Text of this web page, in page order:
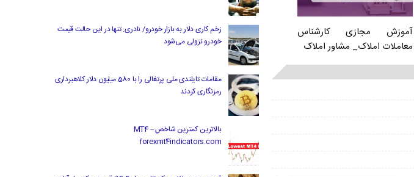
آموزش مجازی کارشناس
معاملات املاک_ مشاور املاک
زخم کاری دلار به بازار خودرو/ نادری: تنها در این حالت قیمت
خودرو نزولی می‌شود
مقامات تایلندی ملی پرتغالی را با 580 میلیون دلار کلاهبرداری
رمزنگاری کردند
بالاترین کمترین شاخص MT4 –
forexmt4indicators.com